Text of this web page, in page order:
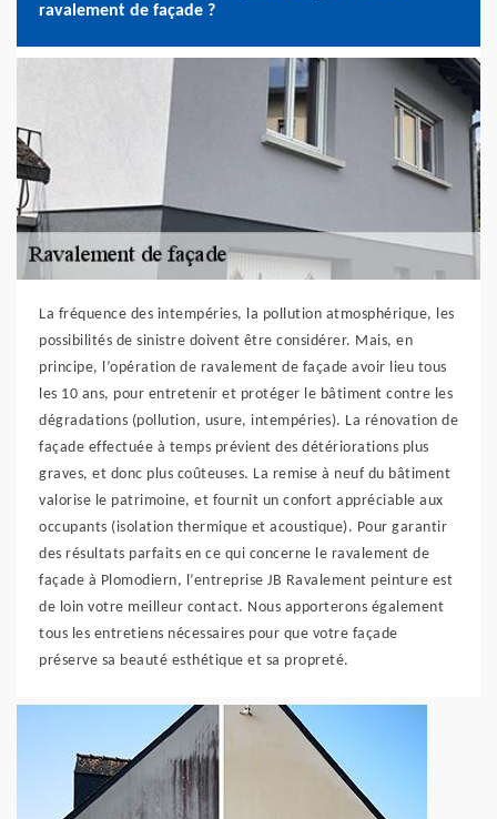
ravalement de façade ?
La fréquence des intempéries, la pollution atmosphérique, les
possibilités de sinistre doivent être considérer. Mais, en
principe, l’opération de ravalement de façade avoir lieu tous
les 10 ans, pour entretenir et protéger le bâtiment contre les
dégradations (pollution, usure, intempéries). La rénovation de
façade effectuée à temps prévient des détériorations plus
graves, et donc plus coûteuses. La remise à neuf du bâtiment
valorise le patrimoine, et fournit un confort appréciable aux
occupants (isolation thermique et acoustique). Pour garantir
des résultats parfaits en ce qui concerne le ravalement de
façade à Plomodiern, l’entreprise JB Ravalement peinture est
de loin votre meilleur contact. Nous apporterons également
tous les entretiens nécessaires pour que votre façade
préserve sa beauté esthétique et sa propreté.